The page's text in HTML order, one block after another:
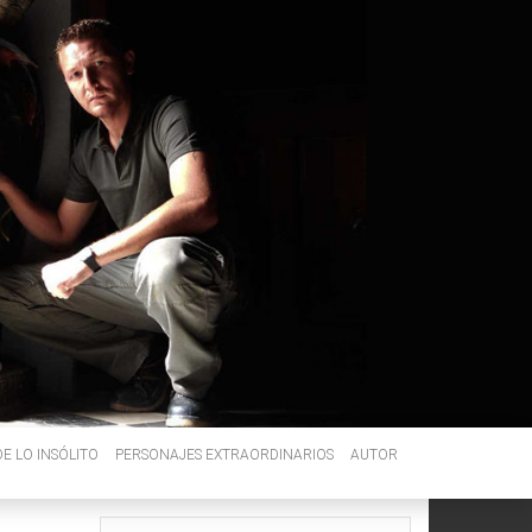
LO INSÓLITO PERSONAJES EXTRAORDINARIOS AUTOR